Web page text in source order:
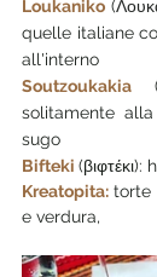
Loukaniko (
quelle italiane
all'interno
Soutzoukakia (
solitamente
sugo
Bifteki (βιφτέκι):
Kreatopita: torte
e verdura,